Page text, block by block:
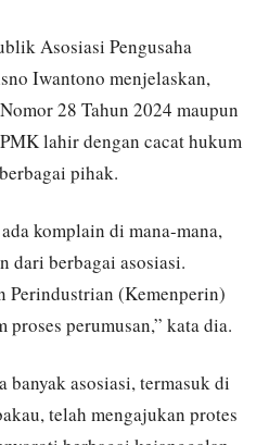
Asosiasi Pengusaha
Iwantono menjelaskan,
28 Tahun 2024 maupun
lahir dengan cacat hukum
pihak.
komplain di mana-mana,
dari berbagai asosiasi.
Perindustrian (Kemenperin)
perumusan,” kata dia.
banyak asosiasi, termasuk di
telah mengajukan protes